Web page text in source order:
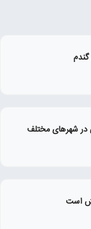
در شهرهای مختلف
است